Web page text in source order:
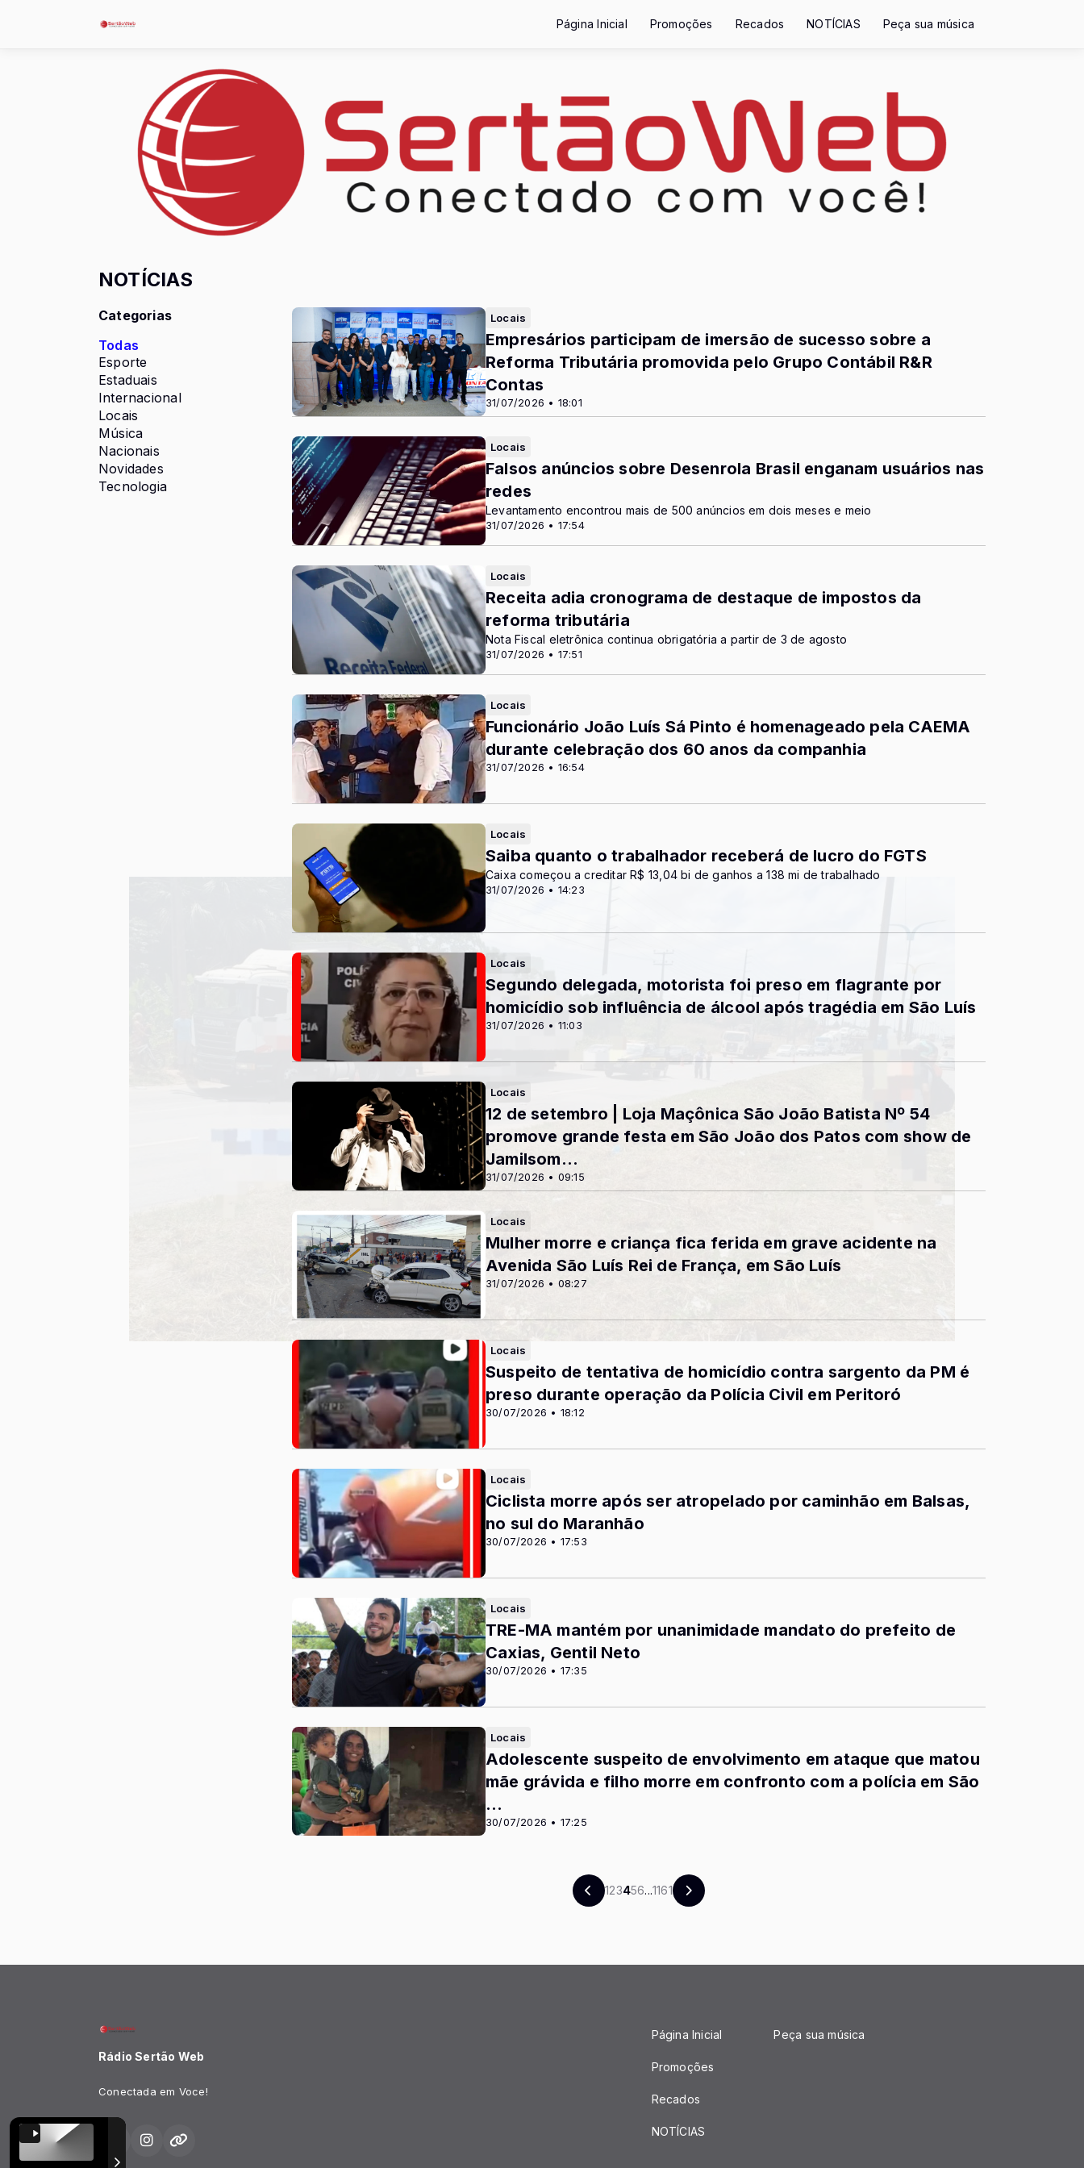
Página Inicial Promoções Recados NOTÍCIAS Peça sua música
NOTÍCIAS
Categorias
Todas
Esporte
Estaduais
Internacional
Locais
Música
Nacionais
Novidades
Tecnologia
Locais
31/07/2026 • 18:01
Empresários participam de imersão de sucesso sobre a
Reforma Tributária promovida pelo Grupo Contábil R&R
Contas
Locais
31/07/2026 • 17:54
Falsos anúncios sobre Desenrola Brasil enganam usuários nas
redes
Levantamento encontrou mais de 500 anúncios em dois meses e meio
Locais
31/07/2026 • 17:51
Receita adia cronograma de destaque de impostos da
reforma tributária
Nota Fiscal eletrônica continua obrigatória a partir de 3 de agosto
Locais
31/07/2026 • 16:54
Funcionário João Luís Sá Pinto é homenageado pela CAEMA
durante celebração dos 60 anos da companhia
Locais
31/07/2026 • 14:23
Saiba quanto o trabalhador receberá de lucro do FGTS
Caixa começou a creditar R$ 13,04 bi de ganhos a 138 mi de trabalhado
Locais
31/07/2026 • 11:03
Segundo delegada, motorista foi preso em flagrante por
homicídio sob influência de álcool após tragédia em São Luís
Locais
31/07/2026 • 09:15
12 de setembro | Loja Maçônica São João Batista Nº 54
promove grande festa em São João dos Patos com show de
Jamilsom...
Locais
31/07/2026 • 08:27
Mulher morre e criança fica ferida em grave acidente na
Avenida São Luís Rei de França, em São Luís
Locais
30/07/2026 • 18:12
Suspeito de tentativa de homicídio contra sargento da PM é
preso durante operação da Polícia Civil em Peritoró
Locais
30/07/2026 • 17:53
Ciclista morre após ser atropelado por caminhão em Balsas,
no sul do Maranhão
Locais
30/07/2026 • 17:35
TRE-MA mantém por unanimidade mandato do prefeito de
Caxias, Gentil Neto
Locais
30/07/2026 • 17:25
Adolescente suspeito de envolvimento em ataque que matou
mãe grávida e filho morre em confronto com a polícia em São
...
123456...1161
Rádio Sertão Web
Conectada em Voce!
Página Inicial
Promoções
Recados
NOTÍCIAS
Peça sua música